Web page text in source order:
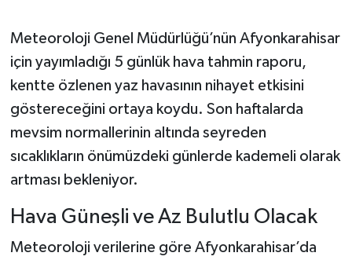
Meteoroloji Genel Müdürlüğü’nün Afyonkarahisar
için yayımladığı 5 günlük hava tahmin raporu,
kentte özlenen yaz havasının nihayet etkisini
göstereceğini ortaya koydu. Son haftalarda
mevsim normallerinin altında seyreden
sıcaklıkların önümüzdeki günlerde kademeli olarak
artması bekleniyor.
Hava Güneşli ve Az Bulutlu Olacak
Meteoroloji verilerine göre Afyonkarahisar’da